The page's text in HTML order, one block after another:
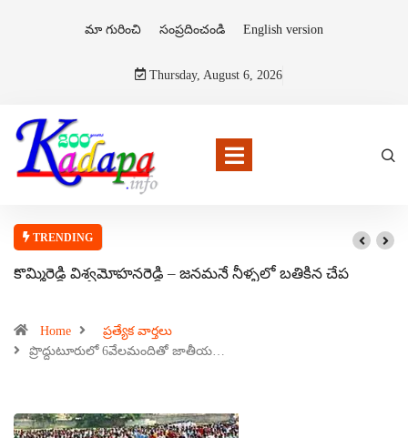
మా గురించి సంప్రదించండి English version
Thursday, August 6, 2026
TRENDING
కొమ్మిరెడ్డి విశ్వమోహనరెడ్డి – జనమనే నీళ్ళలో బతికిన చేప
Home
ప్రత్యేక వార్తలు
ప్రొద్దుటూరులో 6వేలమందితో జాతీయ…